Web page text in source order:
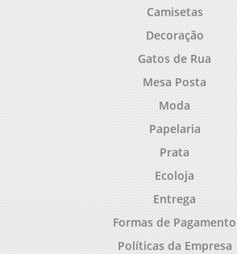
Camisetas
Decoração
Gatos de Rua
Mesa Posta
Moda
Papelaria
Prata
Ecoloja
Entrega
Formas de Pagamento
Políticas da Empresa